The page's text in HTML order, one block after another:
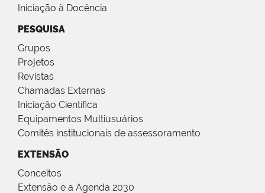
Iniciação à Docência
PESQUISA
Grupos
Projetos
Revistas
Chamadas Externas
Iniciação Científica
Equipamentos Multiusuários
Comitês institucionais de assessoramento
EXTENSÃO
Conceitos
Extensão e a Agenda 2030